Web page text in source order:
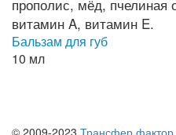
Бальзам для губ
10 мл
© 2009-2023 Трансфер фактор